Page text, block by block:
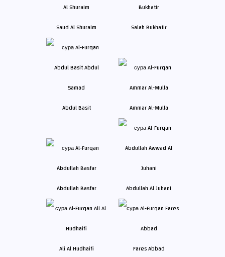
Saud Al Shuraim Salah Bukhatir
Abdul Basit Ammar Al-Mulla
Abdullah Basfar Abdullah Al Juhani
Ali Al Hudhaifi Fares Abbad